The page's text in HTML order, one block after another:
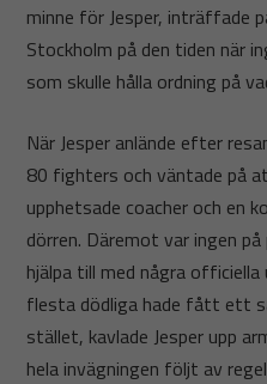
minne för Jesper, inträffade
Stockholm på den tiden när
som skulle hålla ordning på
När Jesper anlände efter
80 fighters och väntade på
upphetsade coacher och en
dörren. Däremot var ingen
hjälpa till med några
flesta dödliga hade fått ett
stället, kavlade Jesper upp
hela invägningen följt av